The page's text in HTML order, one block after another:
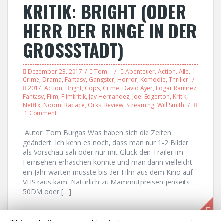
KRITIK: BRIGHT (ODER
HERR DER RINGE IN DER
GROSSSTADT)
Dezember 23, 2017 Tom Abenteuer, Action, Alle,
Crime, Drama, Fantasy, Gangster, Horror, Komödie, Thriller
2017, Action, Bright, Cops, Crime, David Ayer, Edgar Ramirez,
Fantasy, Film, Filmkritik, Jay Hernandez, Joel Edgerton, Kritik,
Netflix, Noomi Rapace, Orks, Review, Streaming, Will Smith
1 Comment
Autor: Tom Burgas Was haben sich die Zeiten
geändert. Ich kenn es noch, dass man nur 1-2 Bilder
als Vorschau sah oder nur mit Glück den Trailer im
Fernsehen erhaschen konnte und man dann vielleicht
ein Jahr warten musste bis der Film aus dem Kino auf
VHS raus kam. Natürlich zu Mammutpreisen jenseits
50DM oder […]